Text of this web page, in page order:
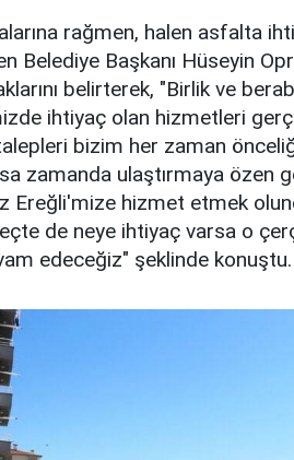
rağmen, halen asfalta
Belediye Başkanı Hüseyin
belirterek, "Birlik ve
ihtiyaç olan hizmetleri
bizim her zaman
zamanda ulaştırmaya özen
Ereğli'mize hizmet etmek
de neye ihtiyaç varsa o
edeceğiz" şeklinde konuştu.